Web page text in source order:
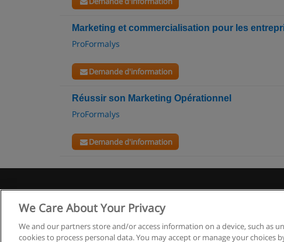
Marketing et commercialisation pour les
ProFormalys
Demande d'information
Réussir son Marketing Opérationnel
ProFormalys
Demande d'information
We Care About Your Privacy
We and our partners store and/or access information on a device, such as
cookies to process personal data. You may accept or manage your choices